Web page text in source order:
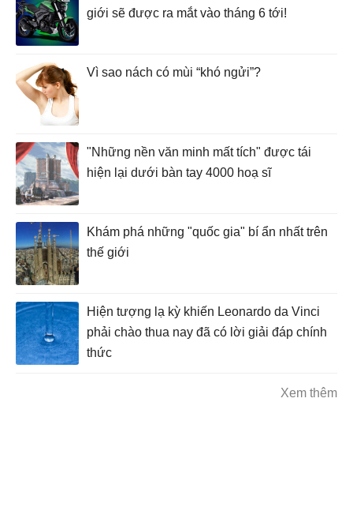
giới sẽ được ra mắt vào tháng 6 tới!
Vì sao nách có mùi “khó ngửi”?
"Những nền văn minh mất tích" được tái
hiện lại dưới bàn tay 4000 hoạ sĩ
Khám phá những "quốc gia" bí ẩn nhất trên
thế giới
Hiện tượng lạ kỳ khiến Leonardo da Vinci
phải chào thua nay đã có lời giải đáp chính
thức
Xem thêm